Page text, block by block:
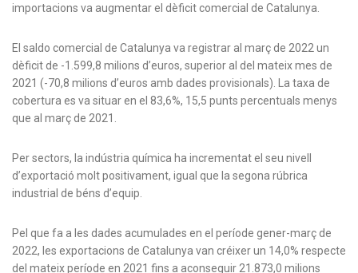
importacions va augmentar el dèficit comercial de Catalunya.
El saldo comercial de Catalunya va registrar al març de 2022 un
dèficit de -1.599,8 milions d’euros, superior al del mateix mes de
2021 (-70,8 milions d’euros amb dades provisionals). La taxa de
cobertura es va situar en el 83,6%, 15,5 punts percentuals menys
que al març de 2021.
Per sectors, la indústria química ha incrementat el seu nivell
d’exportació molt positivament, igual que la segona rúbrica
industrial de béns d’equip.
Pel que fa a les dades acumulades en el període gener-març de
2022, les exportacions de Catalunya van créixer un 14,0% respecte
del mateix període en 2021 fins a aconseguir 21.873,0 milions